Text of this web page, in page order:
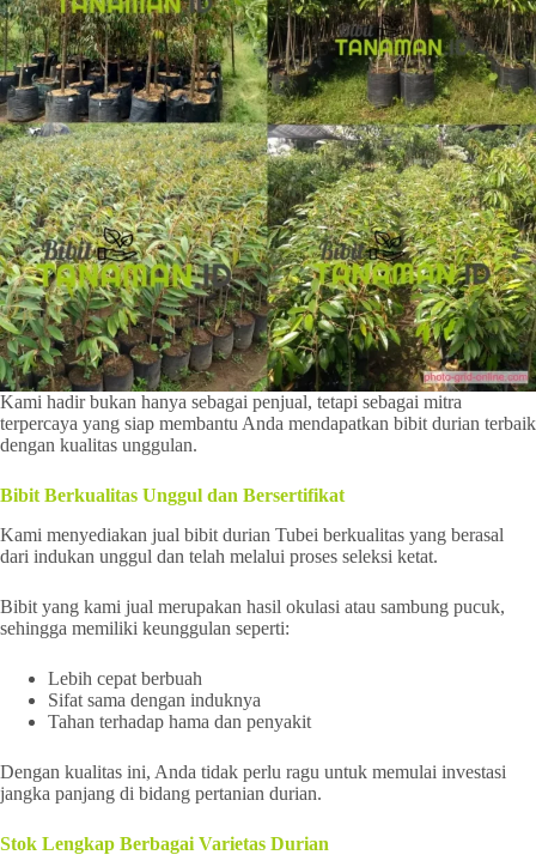
Kami hadir bukan hanya sebagai penjual, tetapi sebagai mitra
terpercaya yang siap membantu Anda mendapatkan bibit durian terbaik
dengan kualitas unggulan.
Bibit Berkualitas Unggul dan Bersertifikat
Kami menyediakan jual bibit durian Tubei berkualitas yang berasal
dari indukan unggul dan telah melalui proses seleksi ketat.
Bibit yang kami jual merupakan hasil okulasi atau sambung pucuk,
sehingga memiliki keunggulan seperti:
Lebih cepat berbuah
Sifat sama dengan induknya
Tahan terhadap hama dan penyakit
Dengan kualitas ini, Anda tidak perlu ragu untuk memulai investasi
jangka panjang di bidang pertanian durian.
Stok Lengkap Berbagai Varietas Durian